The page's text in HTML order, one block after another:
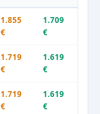
1.855
€
1.709
€
1.719
€
1.619
€
1.719
€
1.619
€